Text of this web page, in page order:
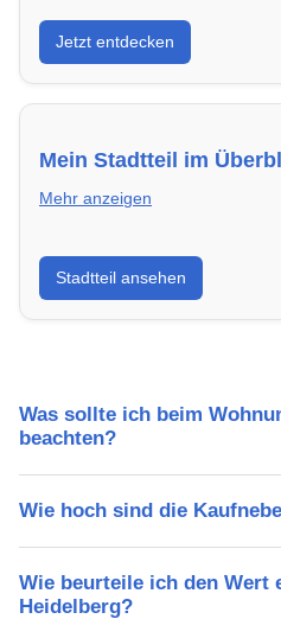
Entdecke Neubauprojekte in
energieeffizient und sofort
Jetzt entdecken
Mein Stadtteil im
Mehr anzeigen
Erfahre mehr über deinen
Lebensqualität,
Freizeitmöglichkeiten und
Stadtteil ansehen
Was sollte ich beim
beachten?
Wie hoch sind die
Wie beurteile ich den Wert
Heidelberg?